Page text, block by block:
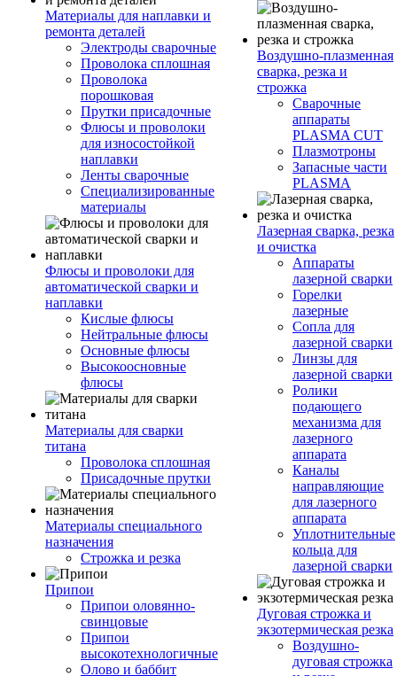
Материалы для наплавки и
ремонта деталей
Электроды сварочные
Проволока сплошная
Проволока
порошковая
Прутки присадочные
Флюсы и проволоки
для износостойкой
наплавки
Ленты сварочные
Специализированные
материалы
Флюсы и проволоки для
автоматической сварки и
наплавки
Кислые флюсы
Нейтральные флюсы
Основные флюсы
Высокоосновные
флюсы
Материалы для сварки
титана
Проволока сплошная
Присадочные прутки
Материалы специального
назначения
Строжка и резка
Припои
Припои оловянно-
свинцовые
Припои
высокотехнологичные
Олово и баббит
Воздушно-плазменная
сварка, резка и
строжка
Сварочные
аппараты
PLASMA CUT
Плазмотроны
Запасные части
PLASMA
Лазерная сварка, резка
и очистка
Аппараты
лазерной сварки
Горелки
лазерные
Сопла для
лазерной сварки
Линзы для
лазерной сварки
Ролики
подающего
механизма для
лазерного
аппарата
Каналы
направляющие
для лазерного
аппарата
Уплотнительные
кольца для
лазерной сварки
Дуговая строжка и
экзотермическая резка
Воздушно-
дуговая строжка